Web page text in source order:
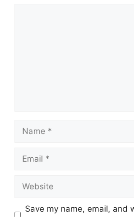
Save my name, email, and